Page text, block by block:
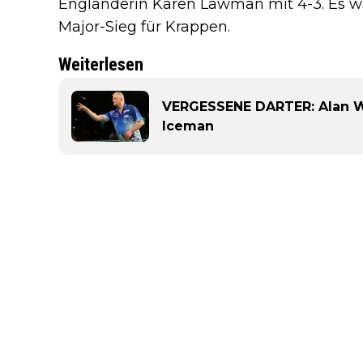
Engländerin Karen Lawman mit 4-3. Es
Major-Sieg für Krappen.
Weiterlesen
VERGESSENE DARTER:
Iceman